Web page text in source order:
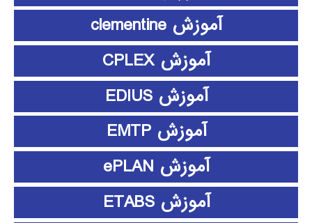
آموزش clementine
آموزش CPLEX
آموزش EDIUS
آموزش EMTP
آموزش ePLAN
آموزش ETABS